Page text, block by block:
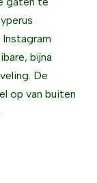
bijna
De
op van buiten